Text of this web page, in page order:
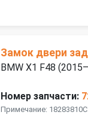
Замок двери
BMW X1 F48
Номер запчасти:
Примечание: